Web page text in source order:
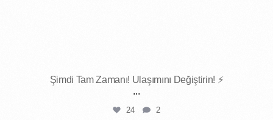
Şimdi Tam Zamanı! Ulaşımını Değiştirin! ⚡
...
24 2